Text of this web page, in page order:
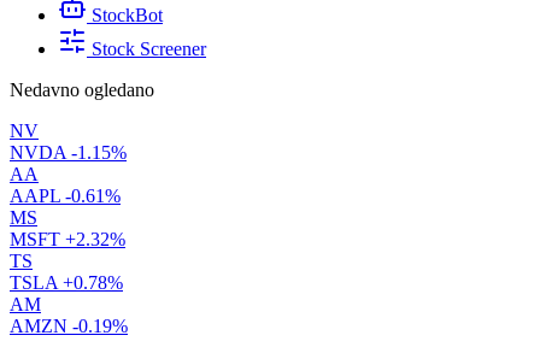
StockBot
Stock Screener
Nedavno ogledano
NV
NVDA -1.15%
AA
AAPL -0.61%
MS
MSFT +2.32%
TS
TSLA +0.78%
AM
AMZN -0.19%